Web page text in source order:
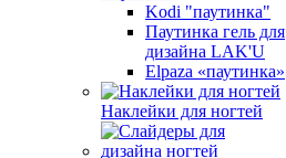
Kodi "паутинка"
Паутинка гель для
дизайна LAK'U
Elpaza «паутинка»
Наклейки для ногтей